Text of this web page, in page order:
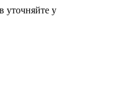
уточняйте у